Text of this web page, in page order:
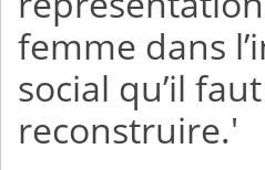
femme dans
social qu’il faut
reconstruire.'